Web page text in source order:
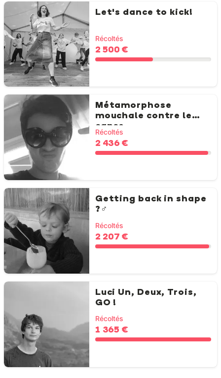
Let's dance to kick!
Récoltés
2 500 €
Métamorphose
mouchale contre le
cance...
Récoltés
2 436 €
Getting back in shape
?‍♂️
Récoltés
2 207 €
Luci Un, Deux, Trois,
GO !
Récoltés
1 365 €